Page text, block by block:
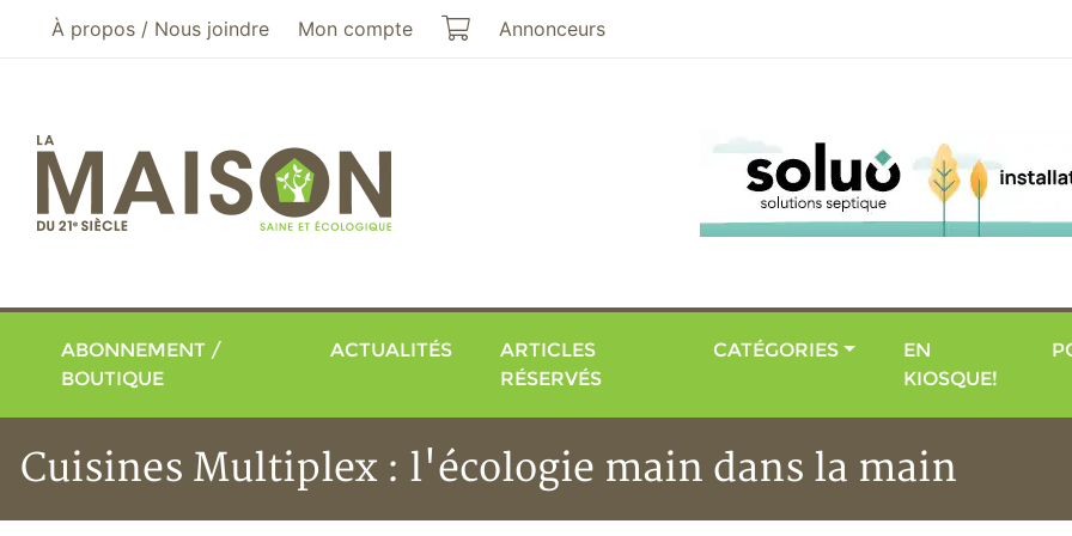
Aller au menu principal
Aller au contenu principal
À propos / Nous joindre Mon compte Mon panier
Annonceurs
ABONNEMENT /
BOUTIQUE
ACTUALITÉS
ARTICLES
RÉSERVÉS
CATÉGORIES
EN
KIOSQUE!
Cuisines Multiplex : l'écologie main dans la main